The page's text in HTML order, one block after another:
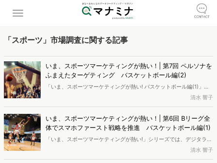
「スポーツ」市場調査に関する記事
いま、スポーツマーケティングが熱い！| 第7回 ペルソナを
ふまえたターゲティング バスケットボール編(2)
「いま、スポーツマーケティングが熱い! バスケットボール編(1)」で
は、B.LEAGUEのスマホファースト戦略とその軌跡をたどり、ログデ
ータを使いながら盛りあがる市場を概観しました。2016年発足という
デジタル環境を活用できた点は成功要因に間違いありませんが、それ
以上に貢献していそうなのは、育成すべき市場を適切に見据える、す
なわちSTPに基づく戦略立案プロセスと考えられます。
清水 響子
いま、スポーツマーケティングが熱い！| 第6回 Bリーグ全
体でスマホファースト戦略を推進 バスケットボール編(1)
「いま、スポーツマーケティングが熱い!」シリーズでは、デジタライ
ゼーションがもたらすD2C(Direct to Consumer)をキーワードに、ス
ポーツビジネスのマーケティング事例を紹介しています。最初にとり
清水 響子